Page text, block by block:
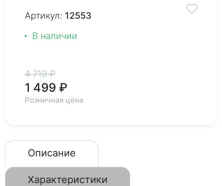
Артикул: 12553
В наличии
4 719 ₽
1 499 ₽
Розничная цена
Описание
Характеристики